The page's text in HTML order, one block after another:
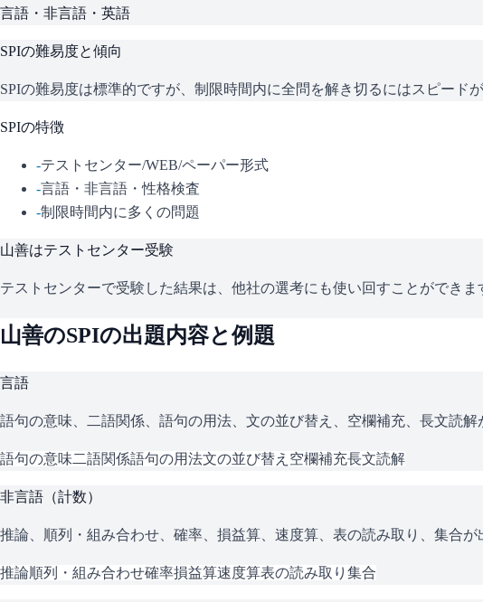
言語・非言語・英語
SPIの難易度と傾向
SPIの難易度は標準的ですが、制限時間内に全問を解き切るにはスピード
SPIの特徴
-テストセンター/WEB/ペーパー形式
-言語・非言語・性格検査
-制限時間内に多くの問題
山善はテストセンター受験
テストセンターで受験した結果は、他社の選考にも使い回すことができ
山善のSPIの出題内容と例題
言語
語句の意味、二語関係、語句の用法、文の並び替え、空欄補充、長文読
語句の意味二語関係語句の用法文の並び替え 空欄補充長文読解
非言語（計数）
推論、順列・組み合わせ、確率、損益算、速度算、表の読み取り、集合
推論順列・組み合わせ確率損益算速度算表の読み取り 集合